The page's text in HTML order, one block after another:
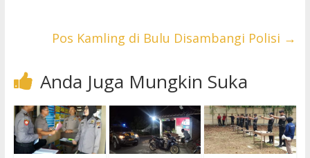
Pos Kamling di Bulu Disambangi Polisi →
Anda Juga Mungkin Suka